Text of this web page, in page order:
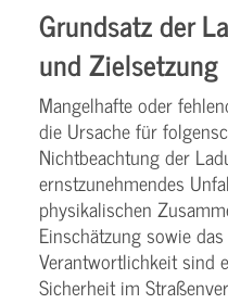
Grundsatz der
und Zielsetzung
Mangelhafte oder
die Ursache für
Nichtbeachtung der
ernstzunehmendes
physikalischen
Einschätzung sowie
Verantwortlichkeit sind
Sicherheit im